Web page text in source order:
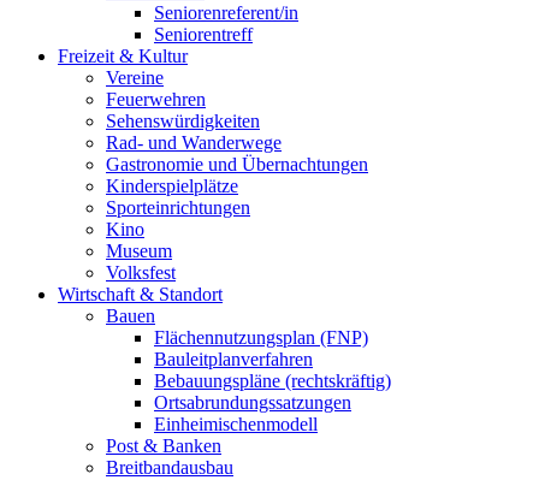
Seniorenreferent/in
Seniorentreff
Freizeit & Kultur
Vereine
Feuerwehren
Sehenswürdigkeiten
Rad- und Wanderwege
Gastronomie und Übernachtungen
Kinderspielplätze
Sporteinrichtungen
Kino
Museum
Volksfest
Wirtschaft & Standort
Bauen
Flächennutzungsplan (FNP)
Bauleitplanverfahren
Bebauungspläne (rechtskräftig)
Ortsabrundungssatzungen
Einheimischenmodell
Post & Banken
Breitbandausbau